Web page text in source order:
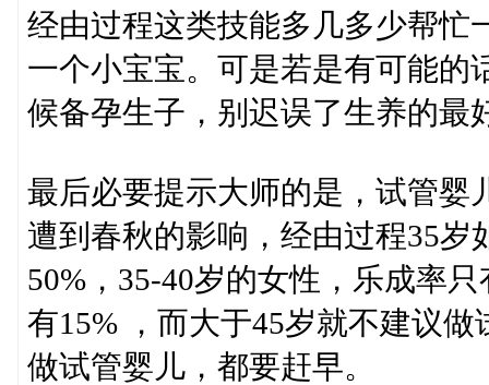
经由过程这类技能多几多少帮忙
一个小宝宝。可是若是有可能的
候备孕生子，别迟误了生养的最
最后必要提示大师的是，试管婴
遭到春秋的影响，经由过程35
50%，35-40岁的女性，乐成率
有15% ，而大于45岁就不建议
做试管婴儿，都要赶早。